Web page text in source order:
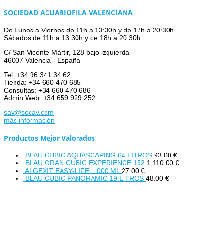
SOCIEDAD ACUARIOFILA VALENCIANA
De Lunes a Viernes de 11h a 13:30h y de 17h a 20:30h
Sábados de 11h a 13:30h y de 18h a 20:30h
C/ San Vicente Mártir, 128 bajo izquierda
46007 Valencia - España
Tel: +34 96 341 34 62
Tienda: +34 660 470 685
Consultas: +34 660 470 686
Admin Web: +34 659 929 252
sav@socav.com
más información
Productos Mejor Valorados
BLAU CUBIC AQUASCAPING 64 LITROS 93.00 €
BLAU GRAN CUBIC EXPERIENCE 152 1,110.00 €
ALGEXIT EASY-LIFE 1.000 ML 27.00 €
BLAU CUBIC PANORAMIC 19 LITROS 48.00 €